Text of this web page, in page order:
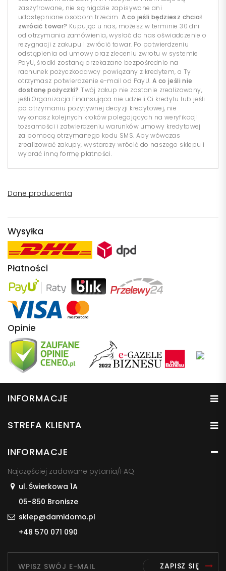
zaszyfrowane, nie są nigdzie zapisywane ani
udostępniane osobom trzecim. A co jeśli będziesz chciał
zwrócić towar? Kupując u nas, możesz w terminie 30 dni
od otrzymania zamówienia, wysłać do nas oświadczenie o
rezygnacji z zakupu i zwrócić towar. Po potwierdzeniu
odstąpienia od umowy oraz zleceniu zwrotu w systemie
PayU, środki zostaną przekazane bezpośrednio na
rachunek pożyczkodawcy powiązany z kredytem, a Ty
otrzymasz potwierdzenie e-mail od PayU. A co jeśli nie
dostanę pożyczki? Twój zakup nie zostanie zrealizowany,
jeśli Organizacja Finansująca nie udzieli Ci kredytu lub jeśli
po otrzymaniu pozytywnej decyzji kredytowej, nie
wykonasz kolejnych kroków polegających na weryfikacji
tożsamości i zatwierdzeniu warunków umowy kredytowej
za pomocą otrzymanego kodu SMS. Aby wówczas
zrealizować zakupy, wystarczy wrócić do naszego sklepu i
wybrać inną formę płatności.
Dane producenta
Wysyłka
Płatności
Opinie
INFORMACJE
STREFA KLIENTA
INFORMACJE
Najczęściej zadawane pytania/FAQ
ul. Świerkowa 1A
05-850 Bronisze
sklep@damidomo.pl
+48 570 071 090
ZAPISZ SIĘ